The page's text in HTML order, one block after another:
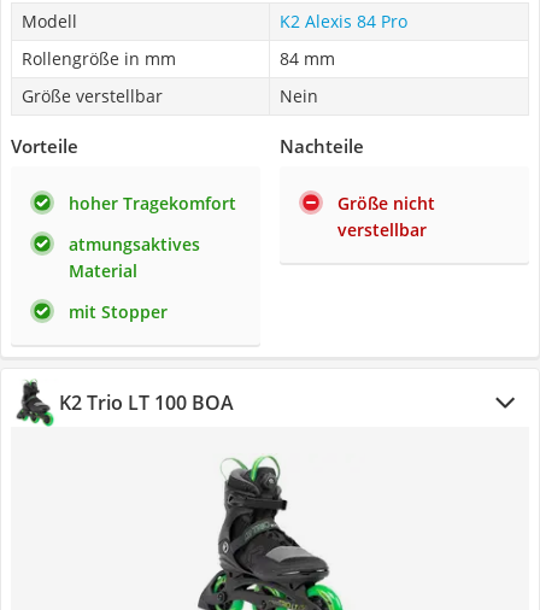
Modell
K2 Alexis 84 Pro
Rollengröße in mm
84 mm
Größe verstellbar
Nein
Vorteile
hoher Tragekomfort
atmungsaktives
Material
mit Stopper
Nachteile
Größe nicht
verstellbar
K2 Trio LT 100 BOA